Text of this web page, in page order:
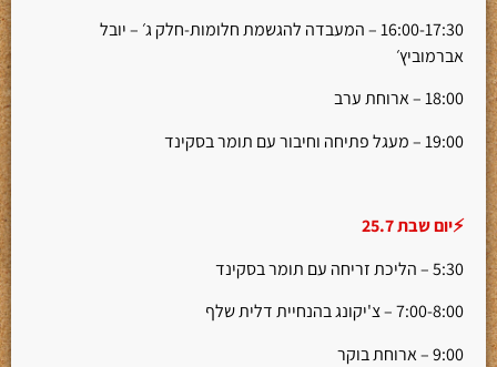
16:00-17:30 – המעבדה להגשמת חלומות-חלק ג׳ – יובל
אברמוביץ׳
18:00 – ארוחת ערב
19:00 – מעגל פתיחה וחיבור עם תומר בסקינד
⚡יום שבת 25.7
5:30 – הליכת זריחה עם תומר בסקינד
7:00-8:00 – צ'יקונג בהנחיית דלית שלף
9:00 – ארוחת בוקר